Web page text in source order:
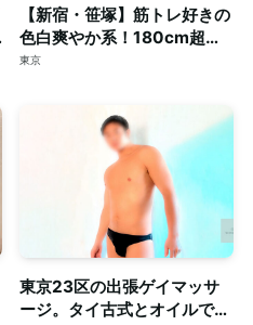
【新宿・笹塚】筋トレ好きの
色白爽やか系！180cm超え
の長身・がっちり体型セラピ
東京
東京23区の出張ゲイマッサ
ージ。タイ古式とオイルで心